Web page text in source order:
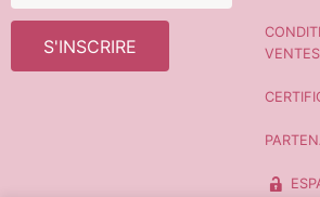
VENTES
S'INSCRIRE